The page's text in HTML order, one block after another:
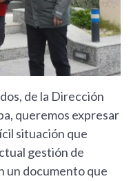
de la Dirección
queremos expresar
situación que
gestión de
un documento que